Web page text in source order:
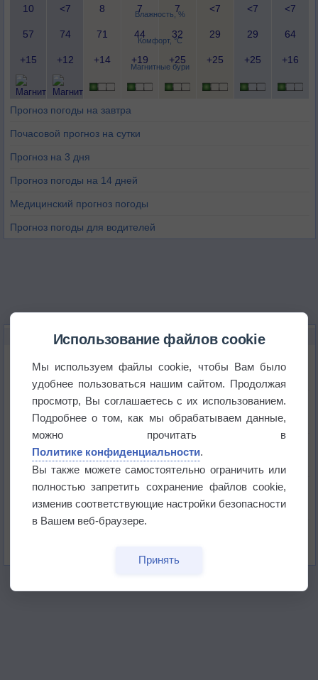
Влажность, %
Комфорт, °C
Магнитные бури
10 <7 8 7 7 <7 <7 <7
57 74 71 44 32 29 29 64
+15 +12 +14 +19 +25 +25 +25 +16
Прогноз погоды на завтра
Почасовой прогноз на сутки
Прогноз на 3 дня
Прогноз погоды на 14 дней
Медицинский прогноз погоды
Прогноз погоды для водителей
НОВОЕ О ПОГОДЕ
Приложение построит маршрут через тень
Атмосфера начала замерзать
В Приморье обнаружены морские волны тепла
Изменение климата повлияло на ареал обитания
Использование файлов cookie
Мы используем файлы cookie, чтобы Вам было
удобнее пользоваться нашим сайтом. Продолжая
просмотр, Вы соглашаетесь с их использованием.
Подробнее о том, как мы обрабатываем данные,
можно прочитать в
Политике конфиденциальности.
Вы также можете самостоятельно ограничить или
полностью запретить сохранение файлов cookie,
изменив соответствующие настройки безопасности
в Вашем веб-браузере.
Принять